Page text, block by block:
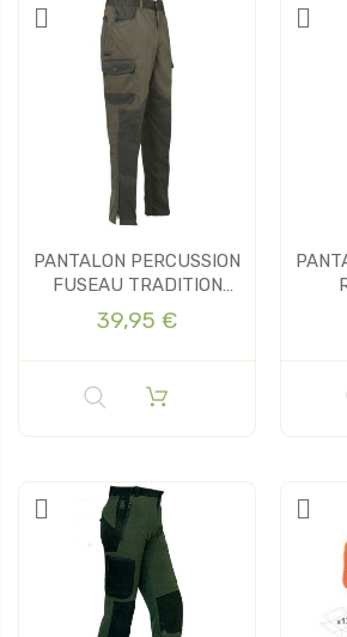
PANTALON PERCUSSION
FUSEAU TRADITION
NIÑO
39,95 €